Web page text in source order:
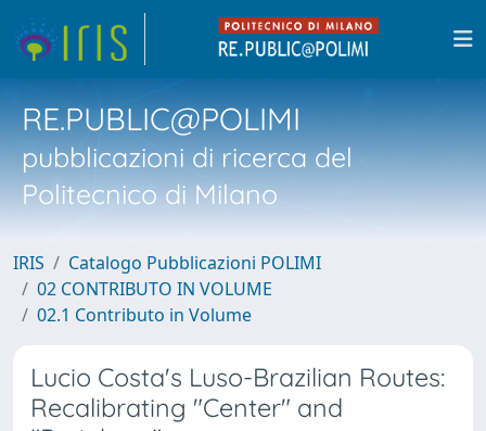
RE.PUBLIC@POLIMI
pubblicazioni di ricerca del
Politecnico di Milano
IRIS
Catalogo Pubblicazioni POLIMI
02 CONTRIBUTO IN VOLUME
02.1 Contributo in Volume
Lucio Costa's Luso-Brazilian Routes:
Recalibrating "Center" and